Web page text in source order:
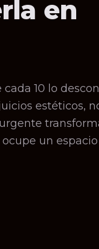
en
10 lo
estéticos,
un espacio